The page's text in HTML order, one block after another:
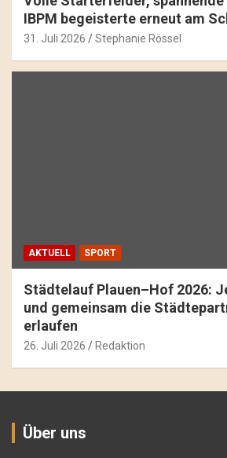
IBPM begeisterte erneut am
31. Juli 2026 Stephanie Rössel
AKTUELL SPORT
Städtelauf Plauen–Hof 2026:
und gemeinsam die
erlaufen
26. Juli 2026 Redaktion
Über uns